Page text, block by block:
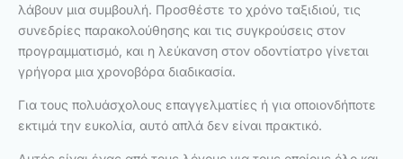
λάβουν μια συμβουλή. Προσθέστε το χρόνο ταξιδιού, τις
συνεδρίες παρακολούθησης και τις συγκρούσεις στον
προγραμματισμό, και η λεύκανση στον οδοντίατρο γίνεται
γρήγορα μια χρονοβόρα διαδικασία.
Για τους πολυάσχολους επαγγελματίες ή για οποιονδήποτε
εκτιμά την ευκολία, αυτό απλά δεν είναι πρακτικό.